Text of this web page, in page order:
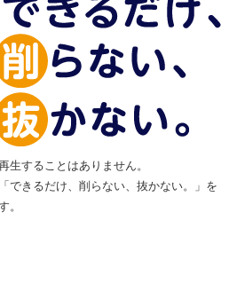
生することはありません。
できるだけ、削らない、抜かない。」を
。